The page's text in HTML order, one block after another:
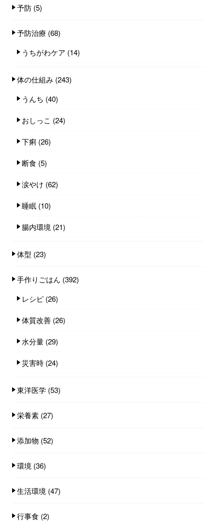
予防 (5)
予防治療 (68)
うちがわケア (14)
体の仕組み (243)
うんち (40)
おしっこ (24)
下痢 (26)
断食 (5)
涙やけ (62)
睡眠 (10)
腸内環境 (21)
体型 (23)
手作りごはん (392)
レシピ (26)
体質改善 (26)
水分量 (29)
災害時 (24)
東洋医学 (53)
栄養素 (27)
添加物 (52)
環境 (36)
生活環境 (47)
行事食 (2)